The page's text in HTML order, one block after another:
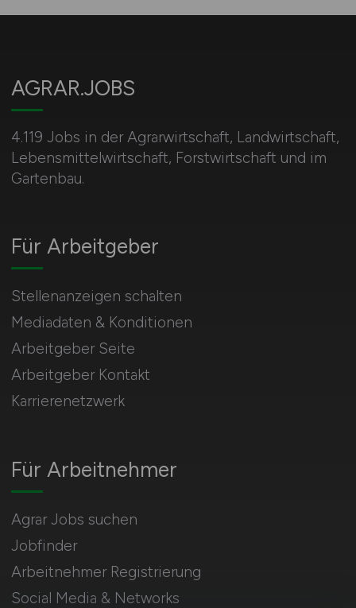
AGRAR.JOBS
4.119 Jobs in der Agrarwirtschaft, Landwirtschaft,
Lebensmittelwirtschaft, Forstwirtschaft und im
Gartenbau.
Für Arbeitnehmer
Agrar Jobs suchen
Jobfinder
Arbeitnehmer Registrierung
Social Media & Networks
Für Arbeitgeber
Stellenanzeigen schalten
Mediadaten & Konditionen
Arbeitgeber Seite
Arbeitgeber Kontakt
Karrierenetzwerk